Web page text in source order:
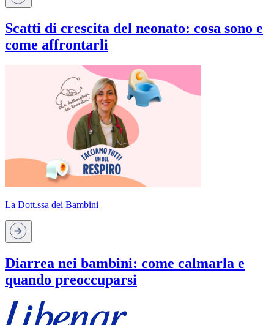
Scatti di crescita del neonato: cosa sono e
come affrontarli
La Dott.ssa dei Bambini
Diarrea nei bambini: come calmarla e
quando preoccuparsi